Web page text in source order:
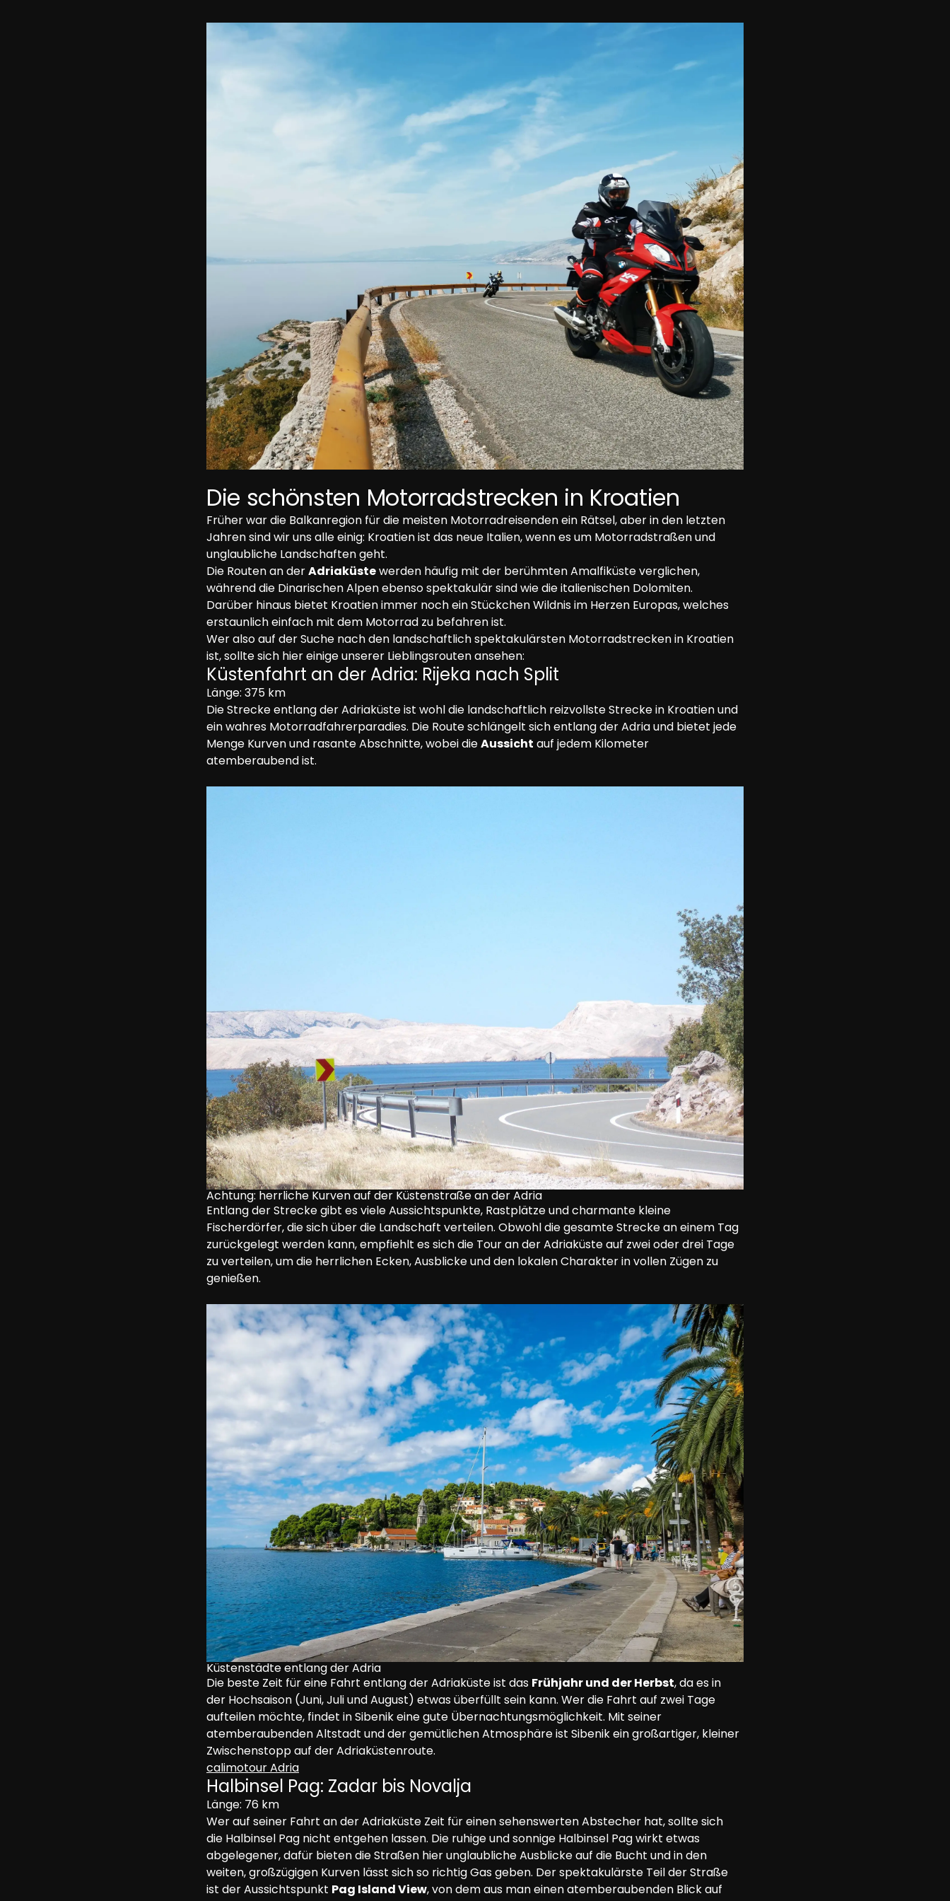
Die schönsten Motorradstrecken in Kroatien
Früher war die Balkanregion für die meisten Motorradreisenden ein Rätsel, aber in den letzten
Jahren sind wir uns alle einig: Kroatien ist das neue Italien, wenn es um Motorradstraßen und
unglaubliche Landschaften geht.
Die Routen an der Adriaküste werden häufig mit der berühmten Amalfiküste verglichen,
während die Dinarischen Alpen ebenso spektakulär sind wie die italienischen Dolomiten.
Darüber hinaus bietet Kroatien immer noch ein Stückchen Wildnis im Herzen Europas, welches
erstaunlich einfach mit dem Motorrad zu befahren ist.
Wer also auf der Suche nach den landschaftlich spektakulärsten Motorradstrecken in Kroatien
ist, sollte sich hier einige unserer Lieblingsrouten ansehen:
Küstenfahrt an der Adria: Rijeka nach Split
Länge: 375 km
Die Strecke entlang der Adriaküste ist wohl die landschaftlich reizvollste Strecke in Kroatien und
ein wahres Motorradfahrerparadies. Die Route schlängelt sich entlang der Adria und bietet jede
Menge Kurven und rasante Abschnitte, wobei die Aussicht auf jedem Kilometer
atemberaubend ist.
Achtung: herrliche Kurven auf der Küstenstraße an der Adria
Entlang der Strecke gibt es viele Aussichtspunkte, Rastplätze und charmante kleine
Fischerdörfer, die sich über die Landschaft verteilen. Obwohl die gesamte Strecke an einem Tag
zurückgelegt werden kann, empfiehlt es sich die Tour an der Adriaküste auf zwei oder drei Tage
zu verteilen, um die herrlichen Ecken, Ausblicke und den lokalen Charakter in vollen Zügen zu
genießen.
Küstenstädte entlang der Adria
Die beste Zeit für eine Fahrt entlang der Adriaküste ist das Frühjahr und der Herbst, da es in
der Hochsaison (Juni, Juli und August) etwas überfüllt sein kann. Wer die Fahrt auf zwei Tage
aufteilen möchte, findet in Sibenik eine gute Übernachtungsmöglichkeit. Mit seiner
atemberaubenden Altstadt und der gemütlichen Atmosphäre ist Sibenik ein großartiger, kleiner
Zwischenstopp auf der Adriaküstenroute.
calimotour Adria
Halbinsel Pag: Zadar bis Novalja
Länge: 76 km
Wer auf seiner Fahrt an der Adriaküste Zeit für einen sehenswerten Abstecher hat, sollte sich
die Halbinsel Pag nicht entgehen lassen. Die ruhige und sonnige Halbinsel Pag wirkt etwas
abgelegener, dafür bieten die Straßen hier unglaubliche Ausblicke auf die Bucht und in den
weiten, großzügigen Kurven lässt sich so richtig Gas geben. Der spektakulärste Teil der Straße
ist der Aussichtspunkt Pag Island View, von dem aus man einen atemberaubenden Blick auf